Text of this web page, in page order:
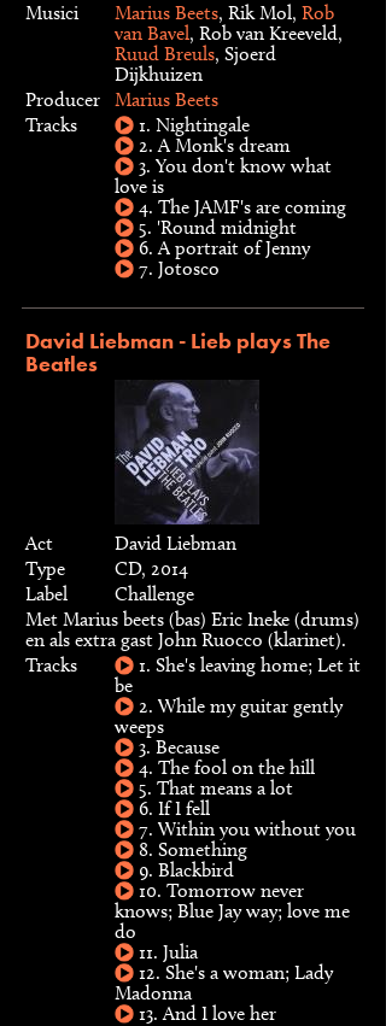
Musici
Marius Beets, Rik Mol, Rob
van Bavel, Rob van Kreeveld,
Ruud Breuls, Sjoerd
Dijkhuizen
Producer
Marius Beets
Tracks
1. Nightingale
2. A Monk's dream
3. You don't know what
love is
4. The JAMF's are coming
5. 'Round midnight
6. A portrait of Jenny
7. Jotosco
David Liebman - Lieb plays The
Beatles
Act
David Liebman
Type
CD, 2014
Label
Challenge
Met Marius beets (bas) Eric Ineke (drums)
en als extra gast John Ruocco (klarinet).
Tracks
1. She's leaving home; Let it
be
2. While my guitar gently
weeps
3. Because
4. The fool on the hill
5. That means a lot
6. If I fell
7. Within you without you
8. Something
9. Blackbird
10. Tomorrow never
knows; Blue Jay way; love me
do
11. Julia
12. She's a woman; Lady
Madonna
13. And I love her